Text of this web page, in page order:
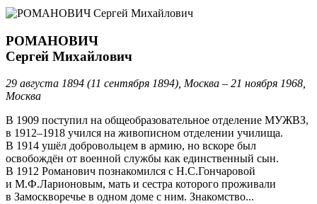
РОМАНОВИЧ
Сергей Михайлович
29 августа 1894 (11 сентября 1894), Москва – 21 ноября 1968,
Москва
В 1909 поступил на общеобразовательное отделение МУЖВЗ,
в 1912–1918 учился на живописном отделении училища.
В 1914 ушёл добровольцем в армию, но вскоре был
освобождён от военной службы как единственный сын.
В 1912 Романович познакомился с Н.С.Гончаровой
и М.Ф.Ларионовым, мать и сестра которого проживали
в Замоскворечье в одном доме с ним. Знакомство...